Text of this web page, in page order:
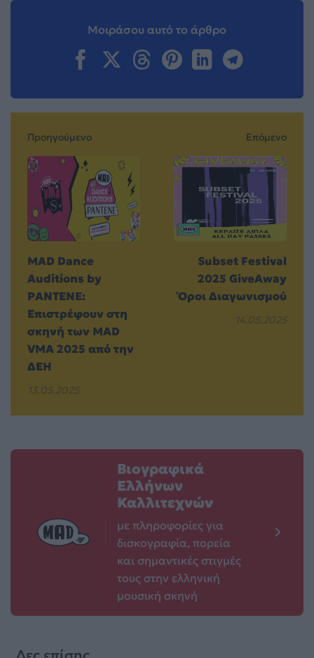
Μοιράσου αυτό το άρθρο
Προηγούμενο
MAD Dance
Auditions by
PANTENE:
Επιστρέφουν στη
σκηνή των MAD
VMA 2025 από την
ΔΕΗ
13.05.2025
Επόμενο
Subset Festival
2025 GiveAway
Όροι Διαγωνισμού
14.05.2025
Βιογραφικά
Ελλήνων
Καλλιτεχνών
με πληροφορίες για
δισκογραφία, πορεία
και σημαντικές στιγμές
τους στην ελληνική
μουσική σκηνή